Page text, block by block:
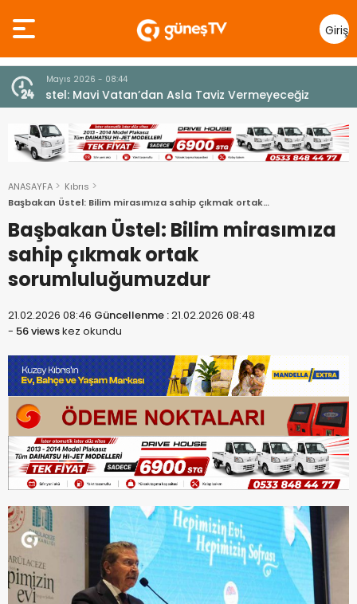
Giriş
Yap
7 Ağustos 2026 - 12:36
ÜSTEL: “ERENKÖY RUHU SONSUZA DEK YAŞAYACAK”
ANASAYFA
Kıbrıs
Başbakan Üstel: Bilim mirasımıza sahip çıkmak ortak
sorumluluğumuzdur
Başbakan Üstel: Bilim mirasımıza
sahip çıkmak ortak
sorumluluğumuzdur
21.02.2026 08:46 Güncellenme :21.02.2026 08:48
- 56 viewskez okundu